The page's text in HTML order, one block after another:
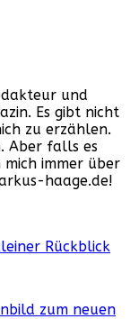
und
Es gibt nicht
zu erzählen.
Aber falls es
immer über
haage.de!
Rückblick
zum neuen